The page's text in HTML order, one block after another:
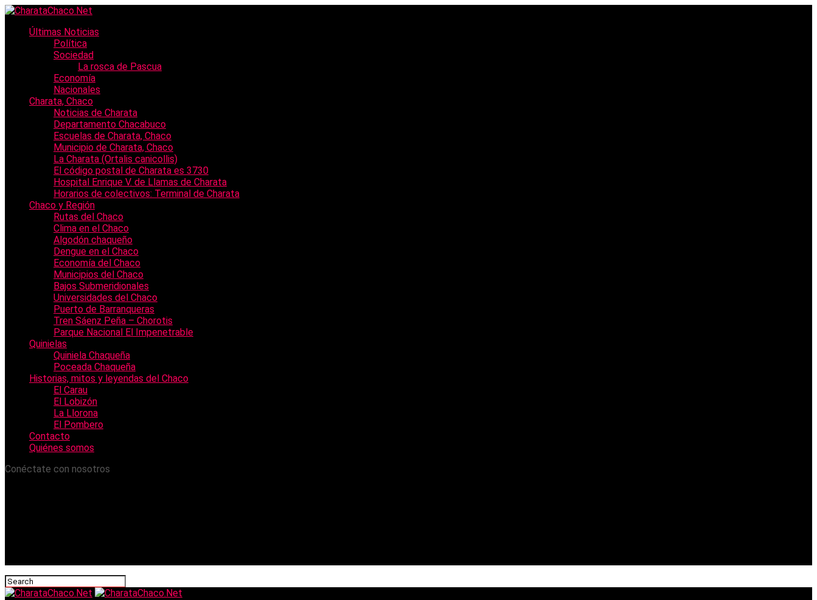
Últimas Noticias
Política
Sociedad
La rosca de Pascua
Economía
Nacionales
Charata, Chaco
Noticias de Charata
Departamento Chacabuco
Escuelas de Charata, Chaco
Municipio de Charata, Chaco
La Charata (Ortalis canicollis)
El código postal de Charata es 3730
Hospital Enrique V. de Llamas de Charata
Horarios de colectivos: Terminal de Charata
Chaco y Región
Rutas del Chaco
Clima en el Chaco
Algodón chaqueño
Dengue en el Chaco
Economía del Chaco
Municipios del Chaco
Bajos Submeridionales
Universidades del Chaco
Puerto de Barranqueras
Tren Sáenz Peña – Chorotis
Parque Nacional El Impenetrable
Quinielas
Quiniela Chaqueña
Poceada Chaqueña
Historias, mitos y leyendas del Chaco
El Carau
El Lobizón
La Llorona
El Pombero
Contacto
Quiénes somos
Conéctate con nosotros